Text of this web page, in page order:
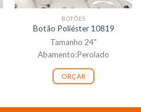
BOTÕES
Botão Poliéster 10819
Tamanho 24"
Abamento:Perolado
ORÇAR